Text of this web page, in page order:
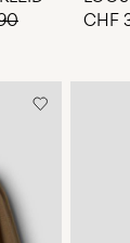
CHF